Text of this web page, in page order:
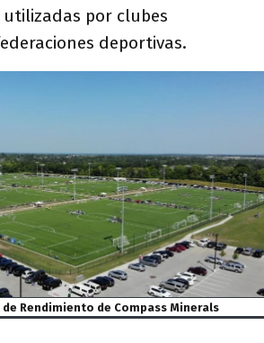
por clubes
deportivas.
Rendimiento de Compass Minerals